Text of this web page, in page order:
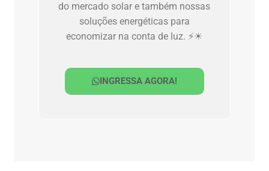
do mercado solar e também nossas
soluções energéticas para
economizar na conta de luz. ⚡☀
INGRESSA AGORA!